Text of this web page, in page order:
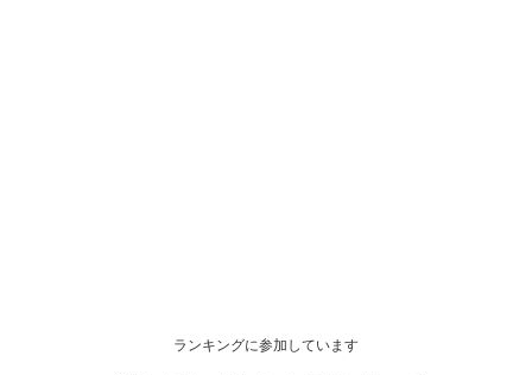
ランキングに参加しています